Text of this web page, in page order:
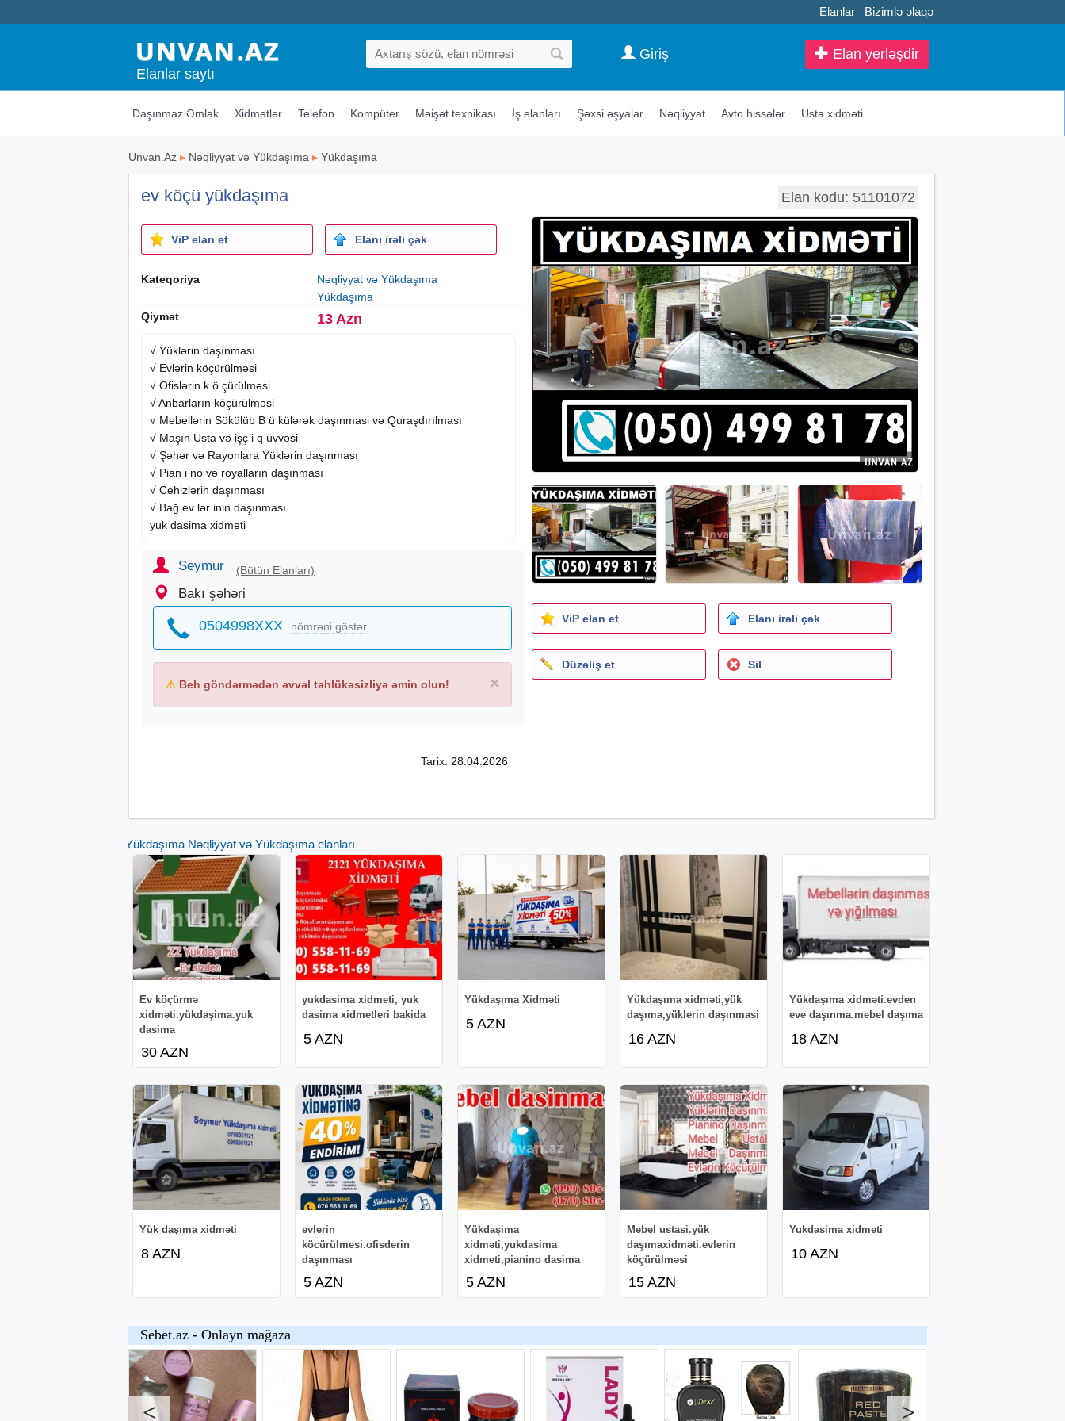
Elanlar Bizimlə əlaqə
Elanlar saytı
Elan yerləşdir
Giriş
Daşınmaz Əmlak Xidmətlər Telefon Kompüter Məişət texnikası İş elanları Şəxsi əşyalar Nəqliyyat Avto hissələr Usta xidməti
Unvan.Az ▸ Nəqliyyat və Yükdaşıma ▸ Yükdaşıma
ev köçü yükdaşıma Elan kodu: 51101072
ViP elan et Elanı irəli çək
Kateqoriya
Nəqliyyat və Yükdaşıma
Yükdaşıma
Qiymət
13 Azn
√ Yüklərin daşınması
√ Evlərin köçürülməsi
√ Ofislərin k ö çürülməsi
√ Anbarların köçürülməsi
√ Mebellərin Sökülüb B ü külərək daşınmasi və Quraşdırılması
√ Maşın Usta və işç i q üvvəsi
√ Şəhər və Rayonlara Yüklərin daşınması
√ Pian i no və royalların daşınması
√ Cehizlərin daşınması
√ Bağ ev lər inin daşınması
yuk dasima xidmeti
Seymur (Bütün Elanları)
Bakı şəhəri
0504998XXX nömrəni göstər
×
⚠ Beh göndərmədən əvvəl təhlükəsizliyə əmin olun!
Tarix: 28.04.2026
ViP elan et Elanı irəli çək
Düzəliş et Sil
Yükdaşıma Nəqliyyat və Yükdaşıma elanları
Ev köçürmə
xidməti.yükdaşima.yuk
dasima
30 AZN
yukdasima xidmeti, yuk
dasima xidmetleri bakida
5 AZN
Yükdaşıma Xidməti
5 AZN
Yükdaşıma xidməti,yük
daşıma,yüklerin daşınmasi
16 AZN
Yükdaşıma xidməti.evden
eve daşınma.mebel daşıma
18 AZN
Yük daşıma xidməti
8 AZN
evlerin
köcürülmesi.ofisderin
daşınması
5 AZN
Yükdaşima
xidməti,yukdasima
xidmeti,pianino dasima
5 AZN
Mebel ustasi.yük
daşımaxidməti.evlerin
köçürülməsi
15 AZN
Yukdasima xidmeti
10 AZN